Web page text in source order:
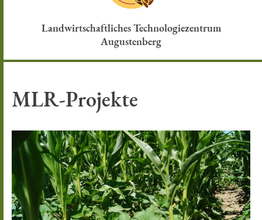
Landwirtschaftliches Technologiezentrum
Augustenberg
MLR-Projekte